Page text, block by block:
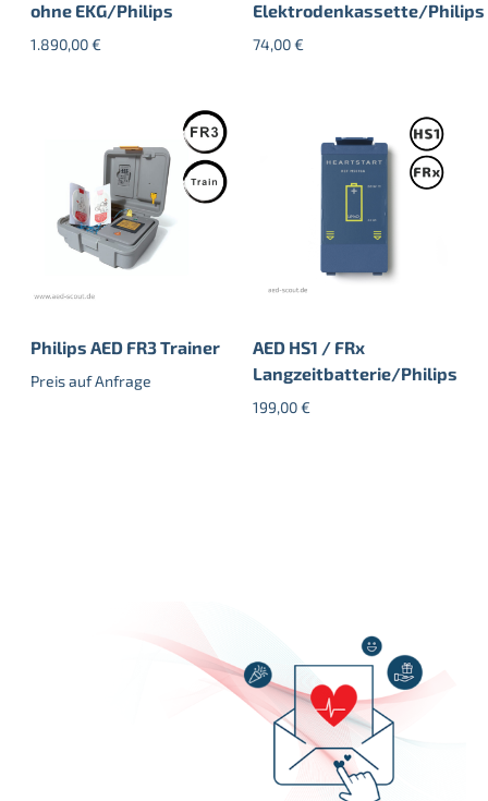
ohne EKG/Philips
1.890,00€
Elektrodenkassette/Philips
74,00€
Philips AED FR3 Trainer
Preis auf Anfrage
AED HS1 / FRx
Langzeitbatterie/Philips
199,00€